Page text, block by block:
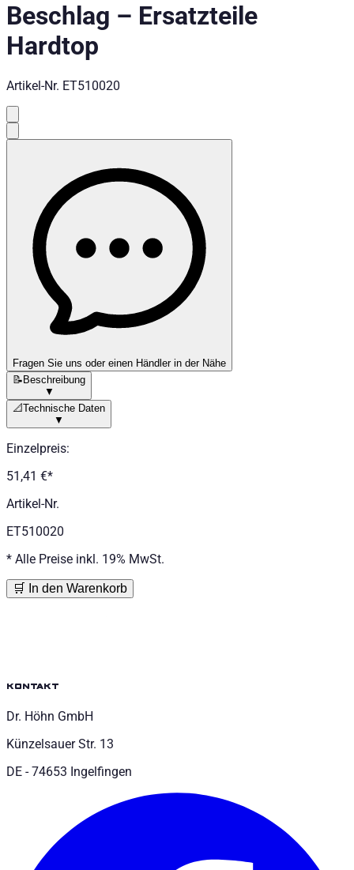
Beschlag – Ersatzteile
Hardtop
Artikel-Nr. ET510020
Fragen Sie uns oder einen Händler in der Nähe
📝Beschreibung
▼
📐Technische Daten
▼
Einzelpreis:
51,41 €*
Artikel-Nr.
ET510020
* Alle Preise inkl. 19% MwSt.
🛒 In den Warenkorb
kontakt
Dr. Höhn GmbH
Künzelsauer Str. 13
DE - 74653 Ingelfingen